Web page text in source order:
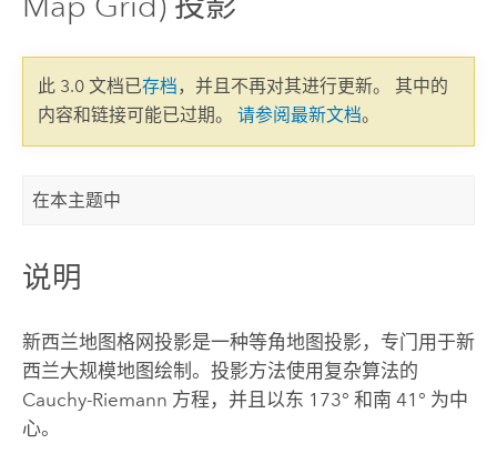
此 3.0 文档已存档，并且不再对其进行更新。 其中的
内容和链接可能已过期。 请参阅最新文档。
在本主题中
说明
新西兰地图格网投影是一种等角地图投影，专门用于新
西兰大规模地图绘制。投影方法使用复杂算法的
Cauchy-Riemann 方程，并且以东 173° 和南 41° 为中
心。